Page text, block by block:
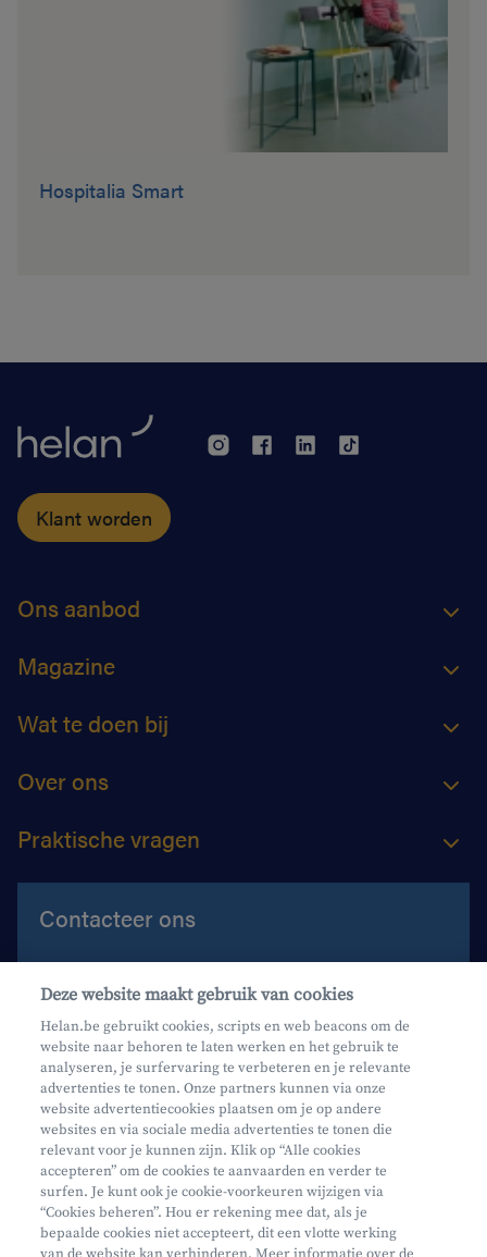
Hospitalia Smart
Klant worden
Ons aanbod
Magazine
Wat te doen bij
Over ons
Praktische vragen
Contacteer ons
Contacteer ons
Maak een afspraak
Waar vind je ons?
Mifid
Privacy
Deze website maakt gebruik van cookies
Helan.be gebruikt cookies, scripts en web beacons om de
website naar behoren te laten werken en het gebruik te
analyseren, je surfervaring te verbeteren en je relevante
advertenties te tonen. Onze partners kunnen via onze
website advertentiecookies plaatsen om je op andere
websites en via sociale media advertenties te tonen die
relevant voor je kunnen zijn. Klik op “Alle cookies
accepteren” om de cookies te aanvaarden en verder te
surfen. Je kunt ook je cookie-voorkeuren wijzigen via
“Cookies beheren”. Hou er rekening mee dat, als je
bepaalde cookies niet accepteert, dit een vlotte werking